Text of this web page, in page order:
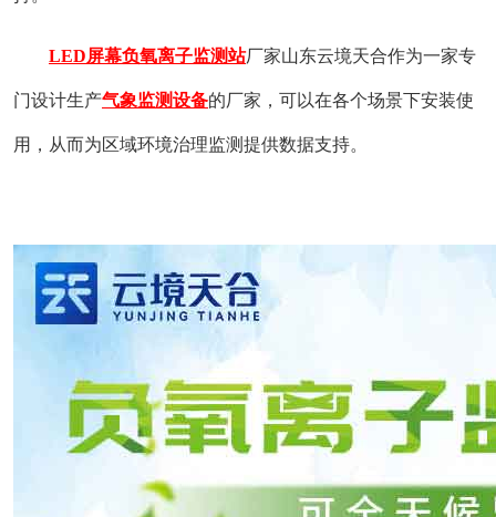
LED屏幕负氧离子监测站厂家山东云境天合作为一家专
门设计生产气象监测设备的厂家，可以在各个场景下安装使
用，从而为区域环境治理监测提供数据支持。